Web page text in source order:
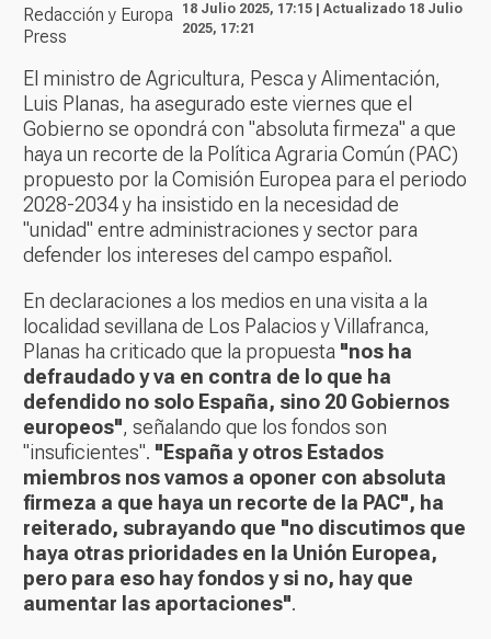
Redacción y Europa
Press
18 Julio 2025, 17:15 | Actualizado 18 Julio
2025, 17:21
El ministro de Agricultura, Pesca y Alimentación,
Luis Planas, ha asegurado este viernes que el
Gobierno se opondrá con "absoluta firmeza" a que
haya un recorte de la Política Agraria Común (PAC)
propuesto por la Comisión Europea para el periodo
2028-2034 y ha insistido en la necesidad de
"unidad" entre administraciones y sector para
defender los intereses del campo español.
En declaraciones a los medios en una visita a la
localidad sevillana de Los Palacios y Villafranca,
Planas ha criticado que la propuesta "nos ha
defraudado y va en contra de lo que ha
defendido no solo España, sino 20 Gobiernos
europeos", señalando que los fondos son
"insuficientes". "España y otros Estados
miembros nos vamos a oponer con absoluta
firmeza a que haya un recorte de la PAC", ha
reiterado, subrayando que "no discutimos que
haya otras prioridades en la Unión Europea,
pero para eso hay fondos y si no, hay que
aumentar las aportaciones".